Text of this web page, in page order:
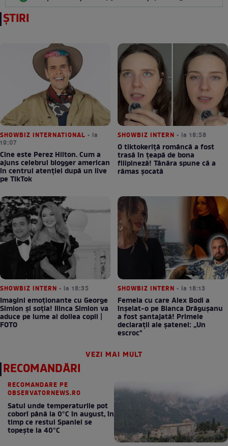
ȘTIRI
SHOWBIZ INTERNATIONAL • la
19:07
Cine este Perez Hilton. Cum a
ajuns celebrul blogger american
în centrul atenției după un live
pe TikTok
SHOWBIZ INTERN • la 18:58
O tiktokeriță româncă a fost
trasă în țeapă de bona
filipineză! Tânăra spune că a
rămas șocată
SHOWBIZ INTERN • la 18:35
Imagini emoționante cu George
Simion și soția! Ilinca Simion va
aduce pe lume al doilea copil |
FOTO
SHOWBIZ INTERN • la 18:13
Femeia cu care Alex Bodi a
înșelat-o pe Bianca Drăgușanu
a fost șantajată! Primele
declarații ale șatenei: „Un
escroc"
VEZI MAI MULT
RECOMANDĂRI
RECOMANDARE PE
OBSERVATORNEWS.RO
Satul unde temperaturile pot
coborî până la 0°C în august, în
timp ce restul Spaniei se
topește la 40°C